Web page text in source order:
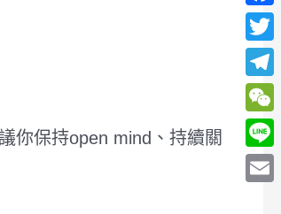
你保持open mind、持續關
Link
Line